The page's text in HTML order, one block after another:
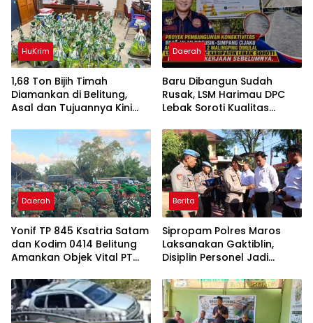
HuKrim
1,68 Ton Bijih Timah
Diamankan di Belitung,
Asal dan Tujuannya Kini
Daerah
Baru Dibangun Sudah
Rusak, LSM Harimau DPC
Lebak Soroti Kualitas
Cikeusik-Simpang Cijaku
Daerah
Yonif TP 845 Ksatria Satam
dan Kodim 0414 Belitung
Amankan Objek Vital PT
Penambang
Berita
Sipropam Polres Maros
Laksanakan Gaktiblin,
Disiplin Personel Jadi